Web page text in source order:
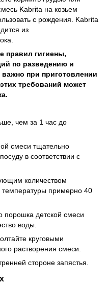
Kabrita на козьем
с рождения. Kabrita
из
правил гигиены,
по разведению и
при приготовлении
требований может
чем за 1 час до
смеси тщательно
в соответствии с
количеством
примерно 40
порошка детской смеси
воды.
круговыми
растворения смеси.
стороне запястья.